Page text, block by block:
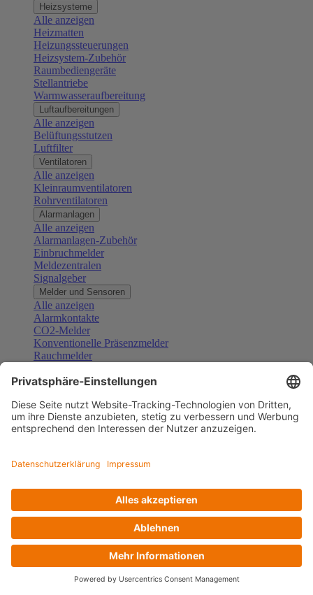
Heizsysteme
Alle anzeigen
Heizmatten
Heizungssteuerungen
Heizsystem-Zubehör
Raumbediengeräte
Stellantriebe
Warmwasseraufbereitung
Luftaufbereitungen
Alle anzeigen
Belüftungsstutzen
Luftfilter
Ventilatoren
Alle anzeigen
Kleinraumventilatoren
Rohrventilatoren
Alarmanlagen
Alle anzeigen
Alarmanlagen-Zubehör
Einbruchmelder
Meldezentralen
Signalgeber
Melder und Sensoren
Alle anzeigen
Alarmkontakte
CO2-Melder
Konventionelle Präsenzmelder
Rauchmelder
Gefahrenmelder
Türsprechanlagen
Alle anzeigen
Außenstationen
Klingeltaster und Gongs
Sprechanlagen-Sets
Zubehör Türkommunikation
Videoüberwachung
Zubehör Videoüberwachung
Alle anzeigen